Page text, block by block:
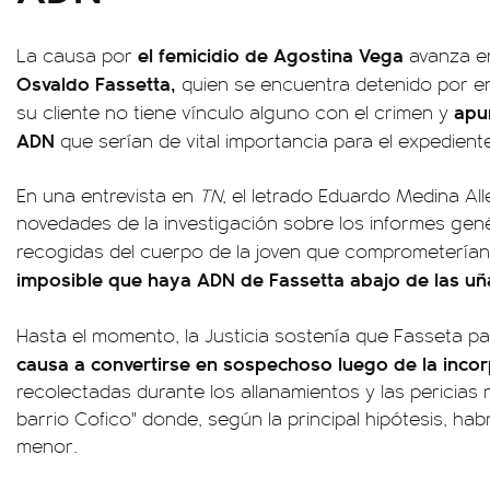
La causa por el femicidio de Agostina Vega avanza
Osvaldo Fassetta, quien se encuentra detenido por
su cliente no tiene vínculo alguno con el crimen y
ADN que serían de vital importancia para el
En una entrevista en TN, el letrado Eduardo Medina
novedades de la investigación sobre los informes
recogidas del cuerpo de la joven que
imposible que haya ADN de Fassetta abajo de las
Hasta el momento, la Justicia sostenía que Fasseta
causa a convertirse en sospechoso luego de la
recolectadas durante los allanamientos y las pericias
barrio Cofico" donde, según la principal hipótesis,
menor.